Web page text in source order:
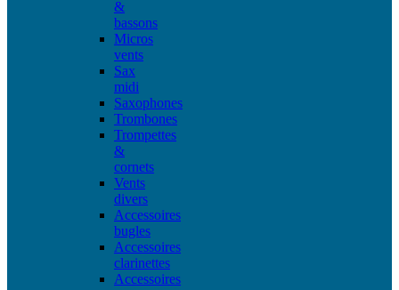
&
bassons
Micros
vents
Sax
midi
Saxophones
Trombones
Trompettes
&
cornets
Vents
divers
Accessoires
bugles
Accessoires
clarinettes
Accessoires